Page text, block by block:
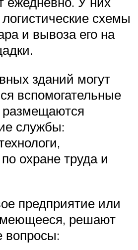
схемы
и вывоза его на
зданий могут
вспомогательные
размещаются
службы:
охране труда и
предприятие или
решают
вопросы: